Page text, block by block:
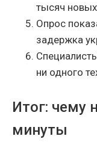
тысяч
Опрос
задержка
ни одного
Итог: чему
минуты